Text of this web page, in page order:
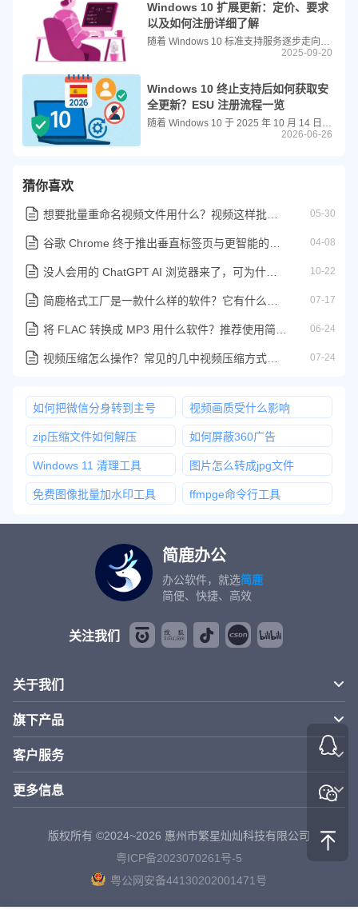
Windows 10 扩展更新：定价、要求
以及如何注册详细了解
随着 Windows 10 标准支持服务逐步走向终点，许多仍在使用该系统的用户开始担忧设备安全问题。为填补标准支持结束后的防护空白，微软推出了 Windows 10 延长安全更新（ESU）计划，为不愿或无法立即升级到 Windows 11 的用户提供额外的安全保障。本文将从计划核心内容、参与条件、注册流程等维度，详细解读这一关键服务。
2025-09-20
Windows 10 终止支持后如何获取安
全更新？ESU 注册流程一览
随着 Windows 10 于 2025 年 10 月 14 日正式结束官方支持，微软为需要更多时间过渡到新系统的用户推出了扩展安全更新（ESU）计划。该计划专为运行 Windows 10 版本 22H2 的符合条件的设备设计，旨在通过提供关键安全补丁来降低恶意软件攻击风险。以下是获取和配置 ESU 的详细指南。
2026-06-26
猜你喜欢
05-30
04-08
10-22
07-17
06-24
07-24
如何把微信分身转到主号 视频画质受什么影响
zip压缩文件如何解压 如何屏蔽360广告
Windows 11 清理工具 图片怎么转成jpg文件
免费图像批量加水印工具 ffmpge命令行工具
简鹿办公
办公软件，就选简鹿
简便、快捷、高效
关注我们
关于我们
旗下产品
客户服务
更多信息
版权所有 ©2024~2026 惠州市繁星灿灿科技有限公司
粤ICP备2023070261号-5
粤公网安备44130202001471号